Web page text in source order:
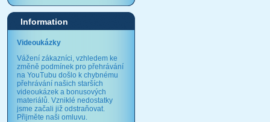
Information
Videoukázky
Vážení zákazníci, vzhledem ke
změně podmínek pro přehrávání
na YouTubu došlo k chybnému
přehrávání našich starších
videoukázek a bonusových
materiálů. Vzniklé nedostatky
jsme začali již odstraňovat.
Přijměte naši omluvu.